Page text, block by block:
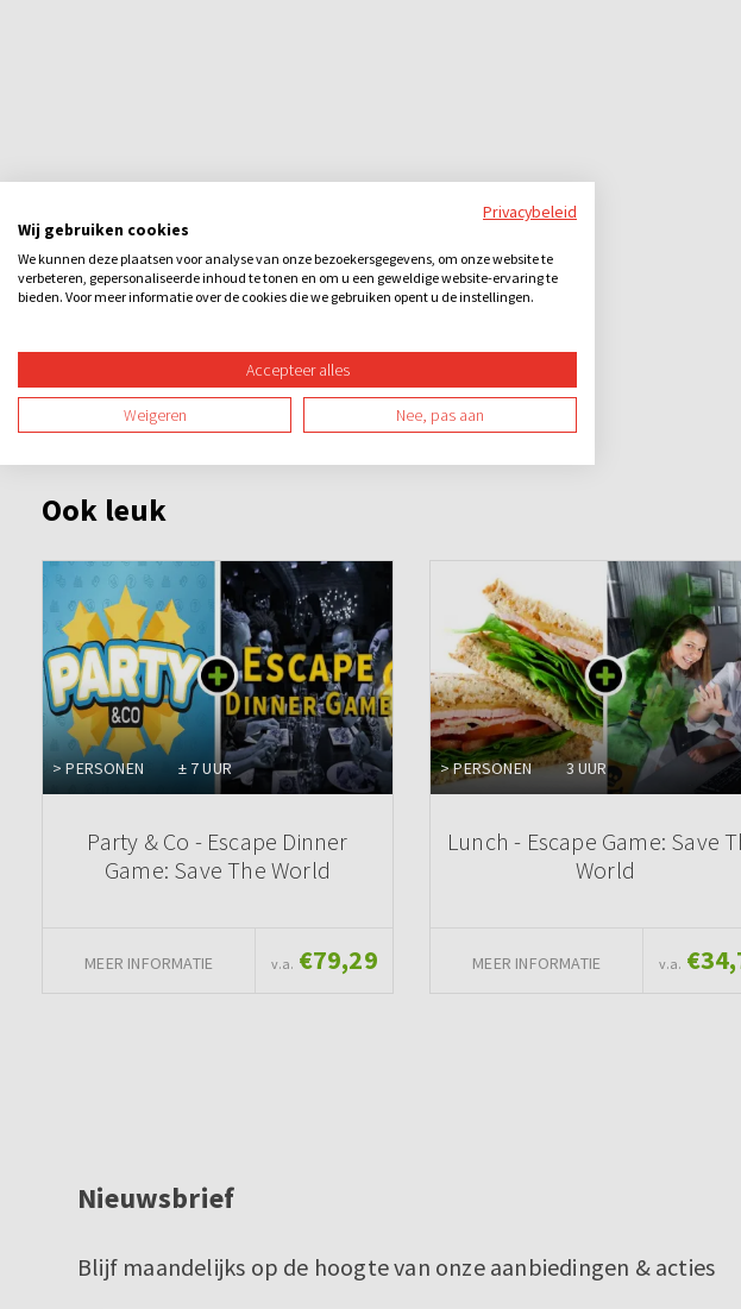
Ook leuk
> PERSONEN ± 7 UUR
Party & Co - Escape Dinner
Game: Save The World
MEER INFORMATIE v.a. €79,29
> PERSONEN 3 UUR
Lunch - Escape Game: Save
World
MEER INFORMATIE v.a.
Nieuwsbrief
Blijf maandelijks op de hoogte van onze aanbiedingen & acties
Privacybeleid
Wij gebruiken cookies
We kunnen deze plaatsen voor analyse van onze bezoekersgegevens, om onze website te
verbeteren, gepersonaliseerde inhoud te tonen en om u een geweldige website-ervaring te
bieden. Voor meer informatie over de cookies die we gebruiken opent u de instellingen.
Accepteer alles
Weigeren Nee, pas aan